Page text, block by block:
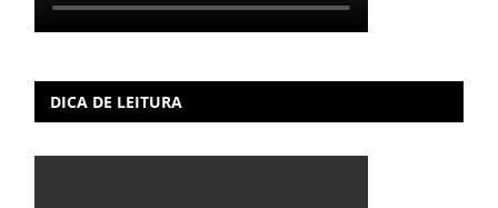
DICA DE LEITURA